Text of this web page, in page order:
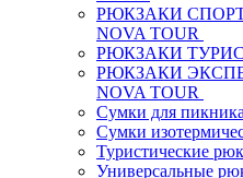
РЮКЗАКИ
NOVA TOUR
РЮКЗАКИ
РЮКЗАКИ
NOVA TOUR
Сумки для пикника
Сумки
Туристические
Универсальные